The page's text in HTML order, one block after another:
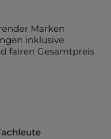
Marken
inklusive
fairen Gesamtpreis